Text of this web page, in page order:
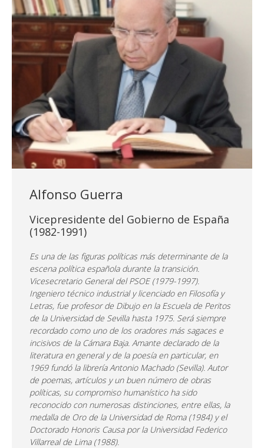
Alfonso Guerra
Vicepresidente del Gobierno de España
(1982-1991)
Es una de las figuras políticas más determinante de la
escena política española durante la transición.
Vicesecretario General del PSOE (1979-1997).
Ingeniero técnico industrial y licenciado en Filosofía y
Letras, fue profesor de Dibujo en la Escuela de Peritos
de la Universidad de Sevilla hasta 1975. Será siempre
recordado como uno de los oradores más sagaces e
incisivos de la Cámara Baja. Amante declarado de la
literatura en general y de la poesía en particular, en
1969 fundó la librería Antonio Machado (Sevilla). Autor
de poemas, artículos y un buen número de obras
políticas, su compromiso humanístico ha sido
reconocido con numerosas distinciones, entre ellas, la
medalla de Oro de la Universidad de Roma (1984) y el
Doctorado Honoris Causa por la Universidad Federico
Villarreal de Lima (1988).